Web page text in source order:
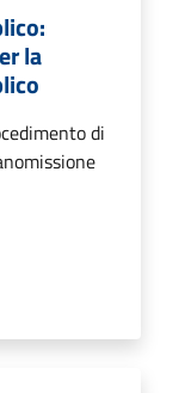
la
di